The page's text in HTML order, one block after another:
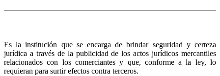
Es la institución que se encarga de brindar seguridad y certeza
jurídica a través de la publicidad de los actos jurídicos mercantiles
relacionados con los comerciantes y que, conforme a la ley, lo
requieran para surtir efectos contra terceros.